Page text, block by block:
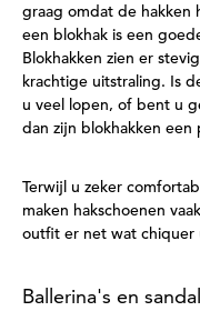
graag omdat de hakken
een blokhak is een
Blokhakken zien er
krachtige uitstraling. Is
u veel lopen, of bent u
dan zijn blokhakken
Terwijl u zeker
maken hakschoenen
outfit er net wat chiquer
Ballerina's en